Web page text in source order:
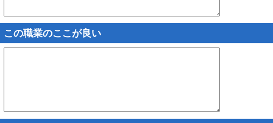
この職業のここが良い